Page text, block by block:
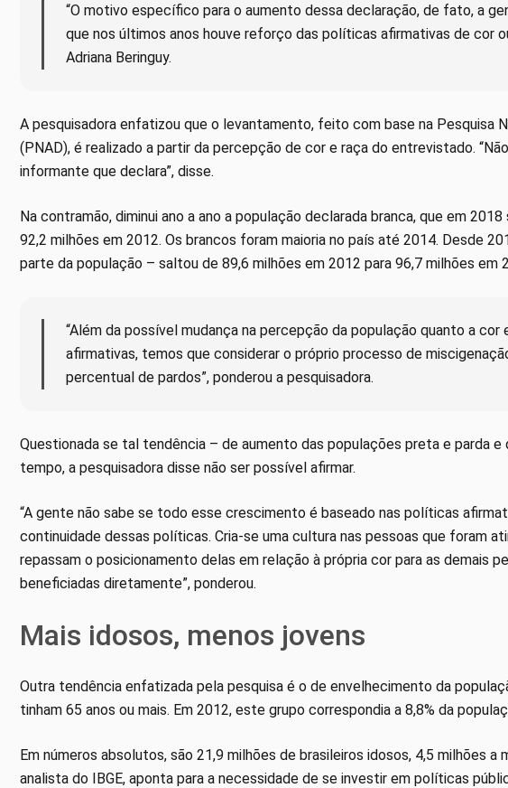
“O motivo específico para o aumento dessa declaração, de fato, a
que nos últimos anos houve reforço das políticas afirmativas de cor
Adriana Beringuy.
A pesquisadora enfatizou que o levantamento, feito com base na Pesquisa
(PNAD), é realizado a partir da percepção de cor e raça do entrevistado.
informante que declara”, disse.
Na contramão, diminui ano a ano a população declarada branca, que em
92,2 milhões em 2012. Os brancos foram maioria no país até 2014. Desde
parte da população – saltou de 89,6 milhões em 2012 para 96,7 milhões em
“Além da possível mudança na percepção da população quanto a
afirmativas, temos que considerar o próprio processo de
percentual de pardos”, ponderou a pesquisadora.
Questionada se tal tendência – de aumento das populações preta e parda e
tempo, a pesquisadora disse não ser possível afirmar.
“A gente não sabe se todo esse crescimento é baseado nas políticas
continuidade dessas políticas. Cria-se uma cultura nas pessoas que foram
repassam o posicionamento delas em relação à própria cor para as demais
beneficiadas diretamente”, ponderou.
Mais idosos, menos jovens
Outra tendência enfatizada pela pesquisa é o de envelhecimento da
tinham 65 anos ou mais. Em 2012, este grupo correspondia a 8,8% da
Em números absolutos, são 21,9 milhões de brasileiros idosos, 4,5 milhões a
analista do IBGE, aponta para a necessidade de se investir em políticas